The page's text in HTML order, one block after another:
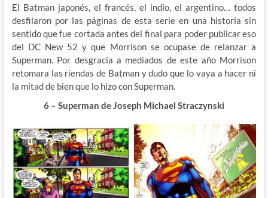
El Batman japonés, el francés, el indio, el argentino… todos
desfilaron por las páginas de esta serie en una historia sin
sentido que fue cortada antes del final para poder publicar eso
del DC New 52 y que Morrison se ocupase de relanzar a
Superman. Por desgracia a mediados de este año Morrison
retomara las riendas de Batman y dudo que lo vaya a hacer ni
la mitad de bien que lo hizo con Superman.
6 – Superman de Joseph Michael Straczynski